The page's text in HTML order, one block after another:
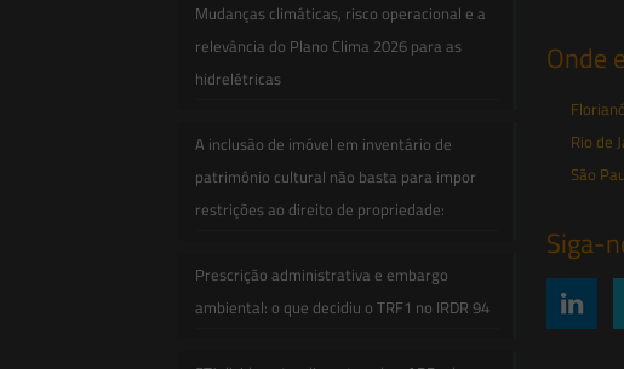
Mudanças climáticas, risco operacional e a
relevância do Plano Clima 2026 para as
hidrelétricas
A inclusão de imóvel em inventário de
patrimônio cultural não basta para impor
restrições ao direito de propriedade:
Prescrição administrativa e embargo
ambiental: o que decidiu o TRF1 no IRDR 94
Onde
Rio de
São
Siga-